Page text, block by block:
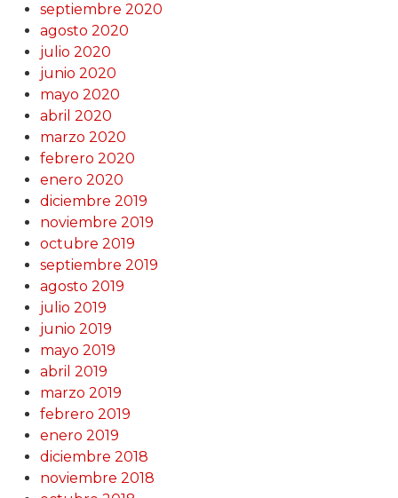
septiembre 2020
agosto 2020
julio 2020
junio 2020
mayo 2020
abril 2020
marzo 2020
febrero 2020
enero 2020
diciembre 2019
noviembre 2019
octubre 2019
septiembre 2019
agosto 2019
julio 2019
junio 2019
mayo 2019
abril 2019
marzo 2019
febrero 2019
enero 2019
diciembre 2018
noviembre 2018